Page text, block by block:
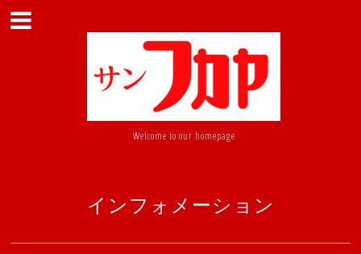
Welcome to our homepage
インフォメーション